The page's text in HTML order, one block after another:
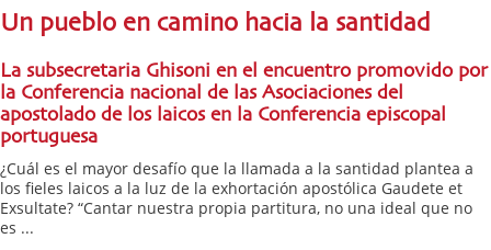
Un pueblo en camino hacia la santidad
La subsecretaria Ghisoni en el encuentro promovido por
la Conferencia nacional de las Asociaciones del
apostolado de los laicos en la Conferencia episcopal
portuguesa
¿Cuál es el mayor desafío que la llamada a la santidad plantea a
los fieles laicos a la luz de la exhortación apostólica Gaudete et
Exsultate? “Cantar nuestra propia partitura, no una ideal que no
es ...